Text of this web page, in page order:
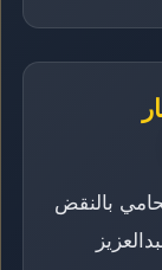
بالنقض